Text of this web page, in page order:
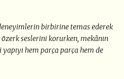
birbirine temas ederek
özerk seslerini korurken, mekânın
hem parça parça hem de